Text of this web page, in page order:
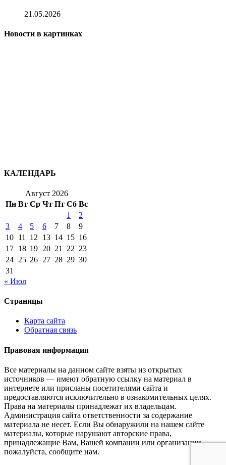
21.05.2026
Новости в картинках
КАЛЕНДАРЬ
Август 2026
Пн Вт Ср Чт Пт Сб Вс
1
2
3
4 5 6 7 8
9
10 11 12 13 14 15 16
17 18 19 20 21 22 23
24 25 26 27 28 29 30
31
« Июл
Страницы
Карта сайта
Обратная связь
Правовая информация
Все материалы на данном сайте взяты из открытых
источников — имеют обратную ссылку на материал в
интернете или присланы посетителями сайта и
предоставляются исключительно в ознакомительных целях.
Права на материалы принадлежат их владельцам.
Администрация сайта ответственности за содержание
материала не несет. Если Вы обнаружили на нашем сайте
материалы, которые нарушают авторские права,
принадлежащие Вам, Вашей компании или организации,
пожалуйста, сообщите нам.